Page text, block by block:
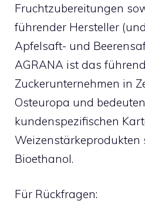
Fruchtzubereitungen
führender Hersteller
Apfelsaft- und
AGRANA ist das
Zuckerunternehmen in
Osteuropa und
kundenspezifischen
Weizenstärkeprodukten
Bioethanol.
Für Rückfragen: